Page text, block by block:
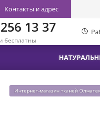
Контакты и адрес
13 37
бесплатны
Интернет-магазин тканей